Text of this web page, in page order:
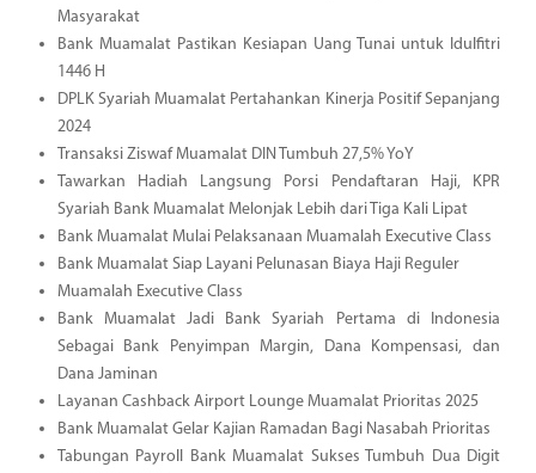
Masyarakat
Bank Muamalat Pastikan Kesiapan Uang Tunai untuk Idulfitri
1446 H
DPLK Syariah Muamalat Pertahankan Kinerja Positif Sepanjang
2024
Transaksi Ziswaf Muamalat DIN Tumbuh 27,5% YoY
Tawarkan Hadiah Langsung Porsi Pendaftaran Haji, KPR
Syariah Bank Muamalat Melonjak Lebih dari Tiga Kali Lipat
Bank Muamalat Mulai Pelaksanaan Muamalah Executive Class
Bank Muamalat Siap Layani Pelunasan Biaya Haji Reguler
Muamalah Executive Class
Bank Muamalat Jadi Bank Syariah Pertama di Indonesia
Sebagai Bank Penyimpan Margin, Dana Kompensasi, dan
Dana Jaminan
Layanan Cashback Airport Lounge Muamalat Prioritas 2025
Bank Muamalat Gelar Kajian Ramadan Bagi Nasabah Prioritas
Tabungan Payroll Bank Muamalat Sukses Tumbuh Dua Digit